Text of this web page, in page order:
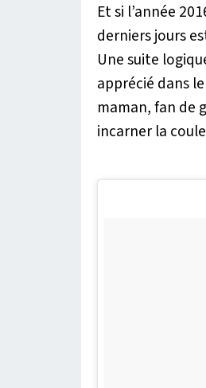
Et si l’année
derniers jours
Une suite
apprécié dans
maman, fan de
incarner la